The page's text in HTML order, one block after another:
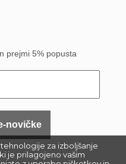
za izboljšanje
je prilagojeno vašim
prejmi 5% popusta
novičke